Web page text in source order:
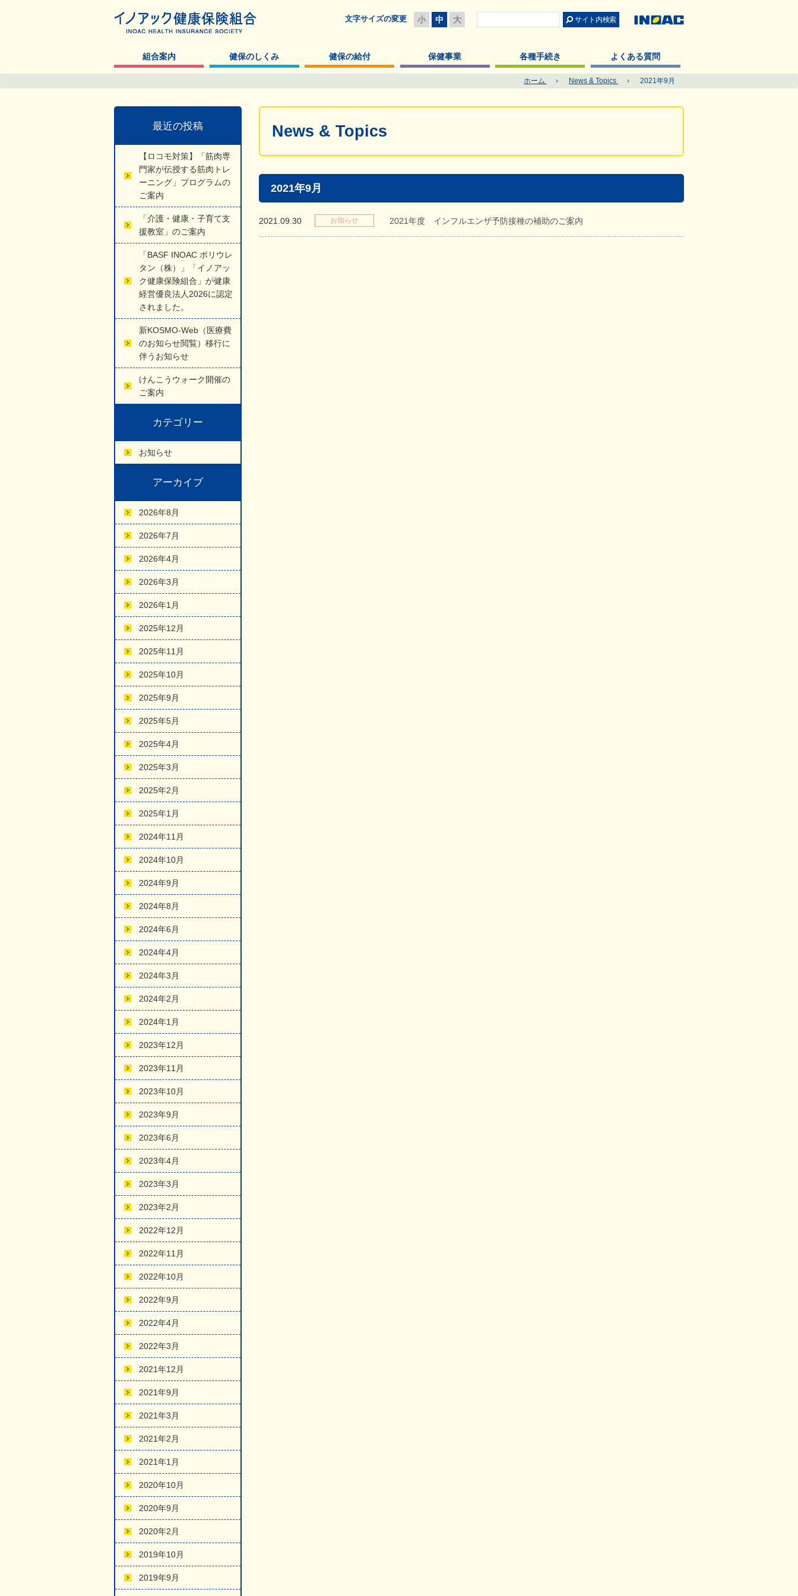
文字サイズの変更 小 中 大
組合案内 健保のしくみ 健保の給付 保健事業 各種手続き よくある質問
ホーム › News & Topics › 2021年9月
News & Topics
2021年9月
2021.09.30 お知らせ 2021年度 インフルエンザ予防接種の補助のご案内
最近の投稿
【ロコモ対策】「筋肉専
門家が伝授する筋肉トレ
ーニング」プログラムの
ご案内
「介護・健康・子育て支
援教室」のご案内
「BASF INOAC ポリウレ
タン（株）」「イノアッ
ク健康保険組合」が健康
経営優良法人2026に認定
されました。
新KOSMO-Web（医療費
のお知らせ閲覧）移行に
伴うお知らせ
けんこうウォーク開催の
ご案内
カテゴリー
お知らせ
アーカイブ
2026年8月
2026年7月
2026年4月
2026年3月
2026年1月
2025年12月
2025年11月
2025年10月
2025年9月
2025年5月
2025年4月
2025年3月
2025年2月
2025年1月
2024年11月
2024年10月
2024年9月
2024年8月
2024年6月
2024年4月
2024年3月
2024年2月
2024年1月
2023年12月
2023年11月
2023年10月
2023年9月
2023年6月
2023年4月
2023年3月
2023年2月
2022年12月
2022年11月
2022年10月
2022年9月
2022年4月
2022年3月
2021年12月
2021年9月
2021年3月
2021年2月
2021年1月
2020年10月
2020年9月
2020年2月
2019年10月
2019年9月